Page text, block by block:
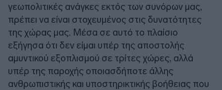
γεωπολιτικές ανάγκες εκτός των συνόρων μας,
πρέπει να είναι στοχευμένος στις δυνατότητες
της χώρας μας. Μέσα σε αυτό το πλαίσιο
εξήγησα ότι δεν είμαι υπέρ της αποστολής
αμυντικού εξοπλισμού σε τρίτες χώρες, αλλά
υπέρ της παροχής οποιασδήποτε άλλης
ανθρωπιστικής και υποστηρικτικής βοήθειας που